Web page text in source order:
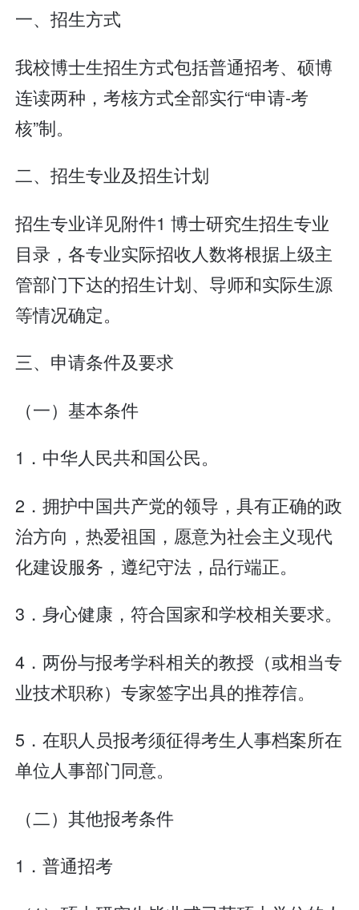
一、招生方式
我校博士生招生方式包括普通招考、硕博
连读两种，考核方式全部实行“申请-考
核”制。
二、招生专业及招生计划
招生专业详见附件1 博士研究生招生专业
目录，各专业实际招收人数将根据上级主
管部门下达的招生计划、导师和实际生源
等情况确定。
三、申请条件及要求
（一）基本条件
1．中华人民共和国公民。
2．拥护中国共产党的领导，具有正确的政
治方向，热爱祖国，愿意为社会主义现代
化建设服务，遵纪守法，品行端正。
3．身心健康，符合国家和学校相关要求。
4．两份与报考学科相关的教授（或相当专
业技术职称）专家签字出具的推荐信。
5．在职人员报考须征得考生人事档案所在
单位人事部门同意。
（二）其他报考条件
1．普通招考